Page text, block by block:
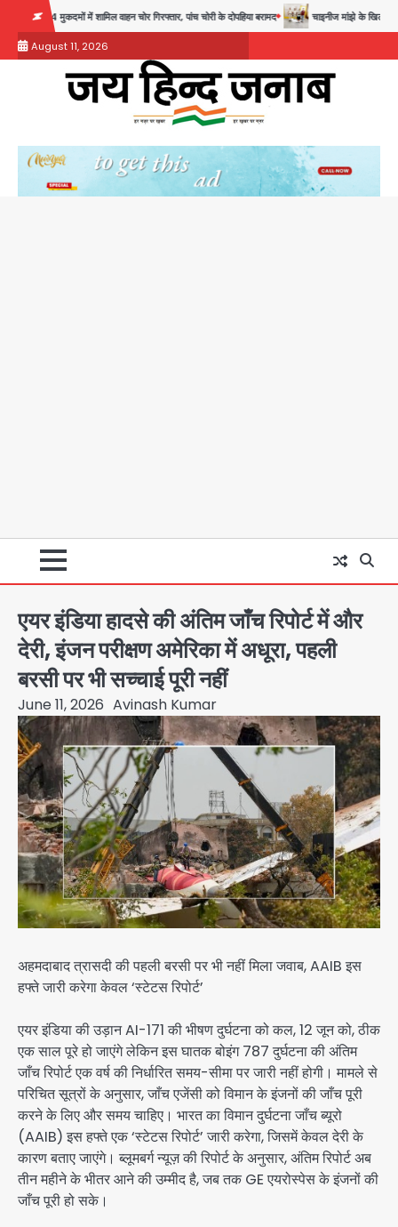
content
वाहन चोर गिरफ्तार, पांच चोरी के दोपहिया बरामद चाइनीज मांझे के खिलाफ दिल्ली पुलिस की बड़ी
August 11, 2026
एयर इंडिया हादसे की अंतिम जाँच रिपोर्ट में और
देरी, इंजन परीक्षण अमेरिका में अधूरा, पहली
बरसी पर भी सच्चाई पूरी नहीं
June 11, 2026 Avinash Kumar
अहमदाबाद त्रासदी की पहली बरसी पर भी नहीं मिला जवाब, AAIB इस
हफ्ते जारी करेगा केवल ‘स्टेटस रिपोर्ट’
एयर इंडिया की उड़ान AI-171 की भीषण दुर्घटना को कल, 12 जून को, ठीक
एक साल पूरे हो जाएंगे लेकिन इस घातक बोइंग 787 दुर्घटना की अंतिम
जाँच रिपोर्ट एक वर्ष की निर्धारित समय-सीमा पर जारी नहीं होगी। मामले से
परिचित सूत्रों के अनुसार, जाँच एजेंसी को विमान के इंजनों की जाँच पूरी
करने के लिए और समय चाहिए। भारत का विमान दुर्घटना जाँच ब्यूरो
(AAIB) इस हफ्ते एक ‘स्टेटस रिपोर्ट’ जारी करेगा, जिसमें केवल देरी के
कारण बताए जाएंगे। ब्लूमबर्ग न्यूज़ की रिपोर्ट के अनुसार, अंतिम रिपोर्ट अब
तीन महीने के भीतर आने की उम्मीद है, जब तक GE एयरोस्पेस के इंजनों की
जाँच पूरी हो सके।